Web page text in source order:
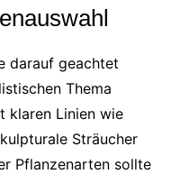
darauf geachtet
Thema
klaren Linien wie
Sträucher
Pflanzenarten sollte